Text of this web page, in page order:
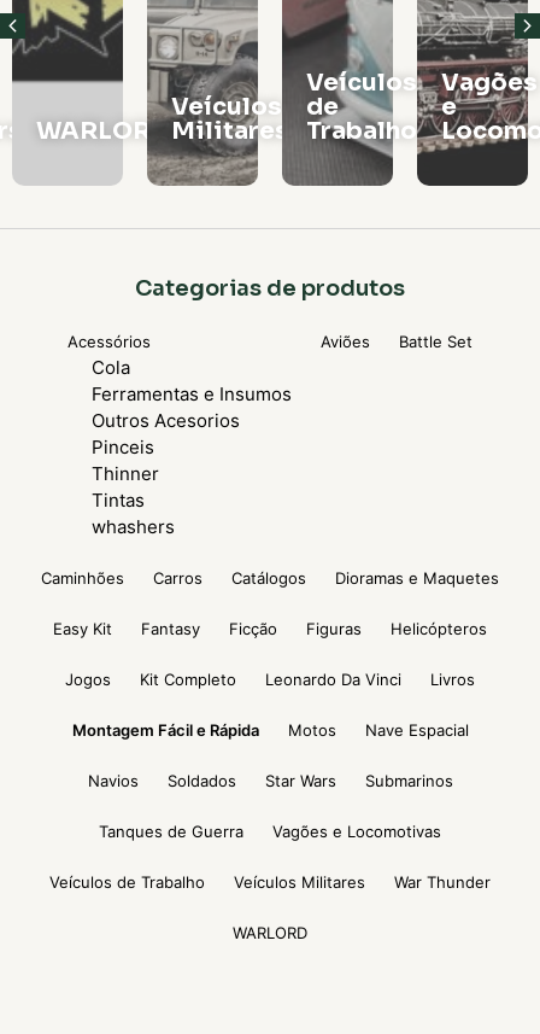
WARLORD
Veículos
Militares
Veículos
de
Trabalho
Vagões
e
Categorias de produtos
Acessórios
Cola
Ferramentas e Insumos
Outros Acesorios
Pinceis
Thinner
Tintas
whashers
Aviões Battle Set
Caminhões Carros Catálogos Dioramas e Maquetes
Easy Kit Fantasy Ficção Figuras Helicópteros
Jogos Kit Completo Leonardo Da Vinci Livros
Montagem Fácil e Rápida Motos Nave Espacial
Navios Soldados Star Wars Submarinos
Tanques de Guerra Vagões e Locomotivas
Veículos de Trabalho Veículos Militares War Thunder
WARLORD